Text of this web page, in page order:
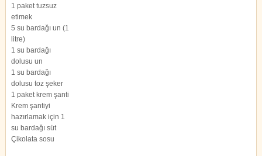
1 paket tuzsuz
etimek
5 su bardağı un (1
litre)
1 su bardağı
dolusu un
1 su bardağı
dolusu toz şeker
1 paket krem şanti
Krem şantiyi
hazırlamak için 1
su bardağı süt
Çikolata sosu